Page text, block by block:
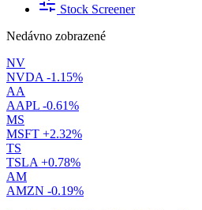
Stock Screener
Nedávno zobrazené
NV
NVDA -1.15%
AA
AAPL -0.61%
MS
MSFT +2.32%
TS
TSLA +0.78%
AM
AMZN -0.19%